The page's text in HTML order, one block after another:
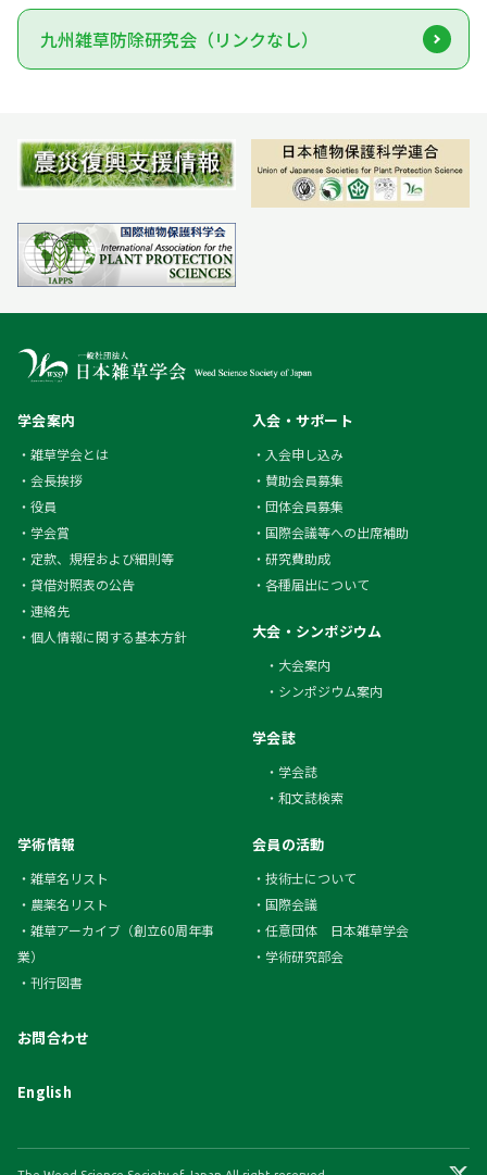
九州雑草防除研究会（リンクなし）
学会案内
雑草学会とは
会長挨拶
役員
学会賞
定款、規程および細則等
貸借対照表の公告
連絡先
個人情報に関する基本方針
入会・サポート
入会申し込み
賛助会員募集
団体会員募集
国際会議等への出席補助
研究費助成
各種届出について
大会・シンポジウム
大会案内
シンポジウム案内
学会誌
学会誌
和文誌検索
学術情報
雑草名リスト
農薬名リスト
雑草アーカイブ（創立60周年事
業）
刊行図書
お問合わせ
English
会員の活動
技術士について
国際会議
任意団体 日本雑草学会
学術研究部会